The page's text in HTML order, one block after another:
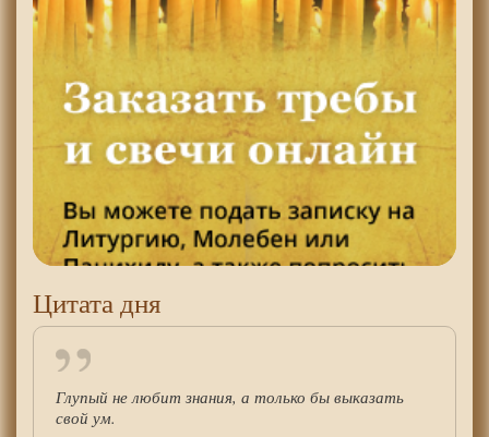
Цитата дня
Глупый не любит знания, а только бы выказать
свой ум.